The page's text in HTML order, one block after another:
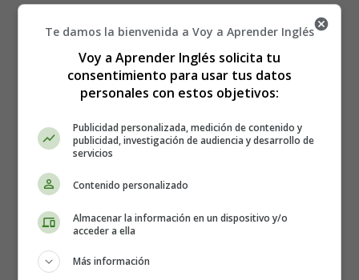
Flashcards - Wordcards
La Casa - The House
Te damos la bienvenida a Voy a Aprender Inglés
Voy a Aprender Inglés solicita tu
consentimiento para usar tus datos
personales con estos objetivos:
Publicidad personalizada, medición de contenido y
publicidad, investigación de audiencia y desarrollo de
servicios
Contenido personalizado
Almacenar la información en un dispositivo y/o
acceder a ella
Más información